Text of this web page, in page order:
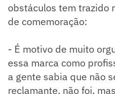
obstáculos tem trazido
de comemoração:
- É motivo de muito
essa marca como
a gente sabia que não
reclamante, não foi,